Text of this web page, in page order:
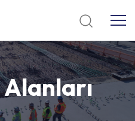
Alanları